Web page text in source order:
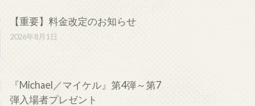
【重要】料金改定のお知らせ
2026年8月1日
『Michael／マイケル』第4弾～第7
弾入場者プレゼント